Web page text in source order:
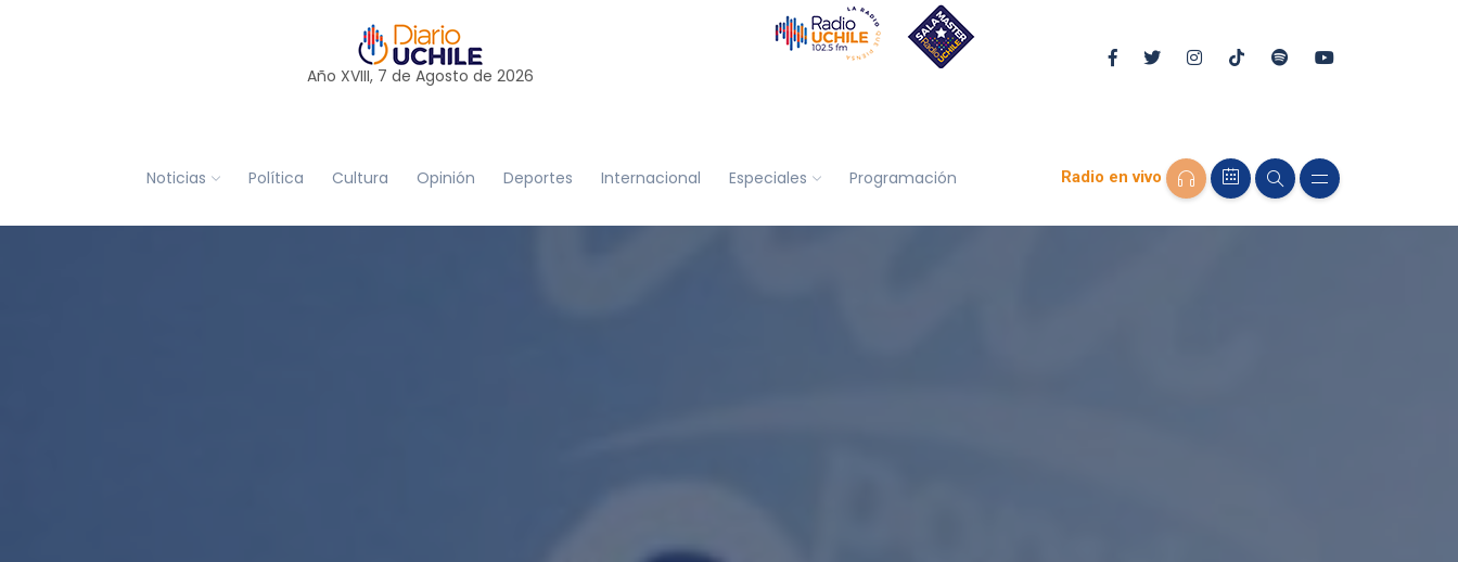
Año XVIII, 7 de Agosto de 2026
Noticias Política Cultura Opinión Deportes Internacional Especiales Programación Radio en vivo